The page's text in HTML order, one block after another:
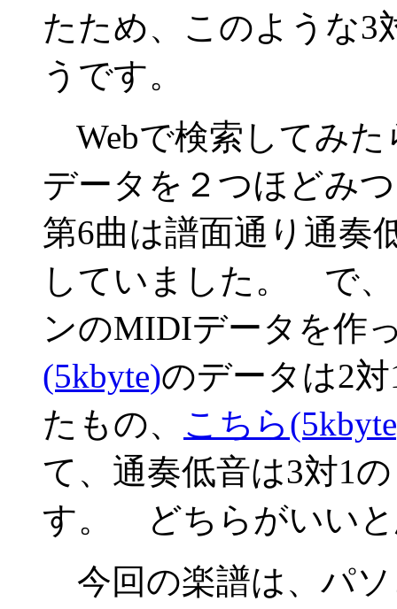
たため、このような3
うです。
Webで検索してみ
データを２つほどみ
第6曲は譜面通り通奏
していました。 で
ンのMIDIデータを作
(5kbyte)のデータは2
たもの、 こちら
て、通奏低音は3対1
す。 どちらがいい
今回の楽譜は、パ